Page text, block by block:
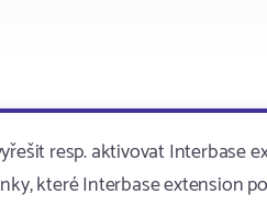
resp. aktivovat Interbase
které Interbase extension